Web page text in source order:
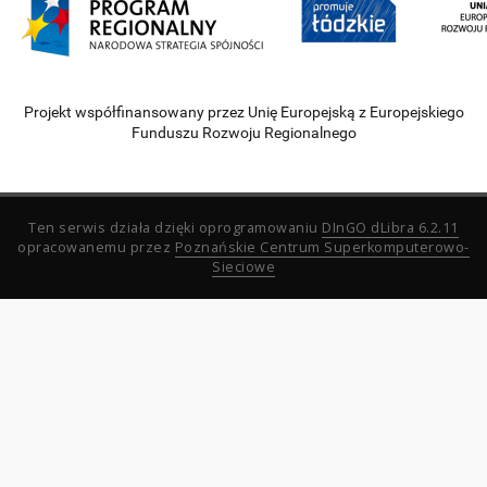
Projekt współfinansowany przez Unię Europejską z Europejskiego
Funduszu Rozwoju Regionalnego
Ten serwis działa dzięki oprogramowaniu DInGO dLibra 6.2.11
opracowanemu przez Poznańskie Centrum Superkomputerowo-
Sieciowe